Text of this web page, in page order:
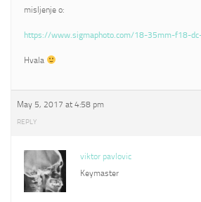
misljenje o:
https://www.sigmaphoto.com/18-35mm-f18-
Hvala
May 5, 2017 at 4:58 pm
REPLY
viktor pavlovic
Keymaster